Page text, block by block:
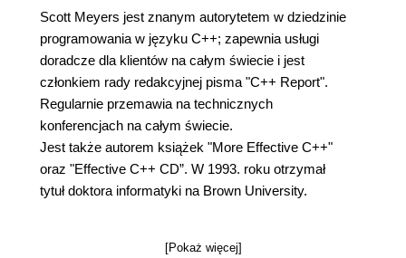
Scott Meyers jest znanym autorytetem w dziedzinie
programowania w języku C++; zapewnia usługi
doradcze dla klientów na całym świecie i jest
członkiem rady redakcyjnej pisma "C++ Report".
Regularnie przemawia na technicznych
konferencjach na całym świecie.
Jest także autorem książek "More Effective C++"
oraz "Effective C++ CD”. W 1993. roku otrzymał
tytuł doktora informatyki na Brown University.
[Pokaż więcej]